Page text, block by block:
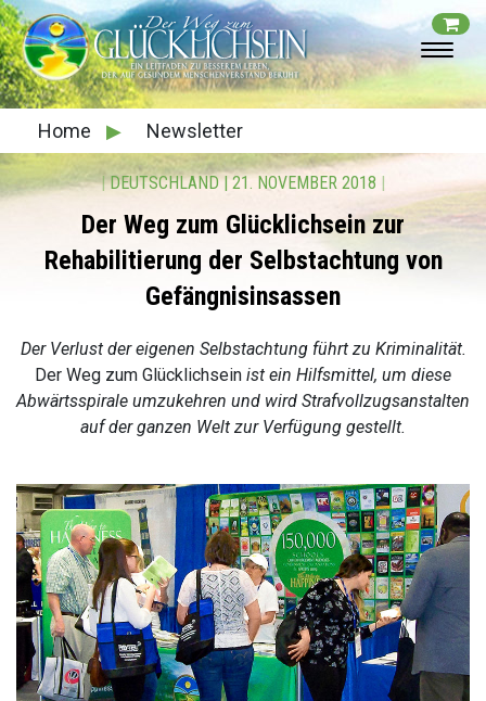
Home ▶ Newsletter
|DEUTSCHLAND| 21. NOVEMBER 2018 |
Der Weg zum Glücklichsein zur
Rehabilitierung der Selbstachtung von
Gefängnisinsassen
Der Verlust der eigenen Selbstachtung führt zu Kriminalität.
Der Weg zum Glücklichsein ist ein Hilfsmittel, um diese
Abwärtsspirale umzukehren und wird Strafvollzugsanstalten
auf der ganzen Welt zur Verfügung gestellt.